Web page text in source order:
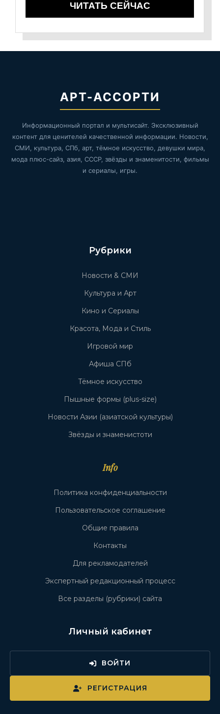
ЧИТАТЬ СЕЙЧАС
АРТ-АССОРТИ
Информационный портал и мультисайт. Эксклюзивный
контент для ценителей качественной информации. Новости,
СМИ, культура, СПб, арт, тёмное искусство, девушки мира,
мода плюс-сайз, азия, СССР, звёзды и знаменитости, фильмы
и сериалы, игры.
Рубрики
Новости & СМИ
Культура и Арт
Кино и Сериалы
Красота, Мода и Стиль
Игровой мир
Афиша СПб
Тёмное искусство
Пышные формы (plus-size)
Новости Азии (азиатской культуры)
Звёзды и знаменистоти
Info
Политика конфиденциальности
Пользовательское соглашение
Общие правила
Контакты
Для рекламодателей
Экспертный редакционный процесс
Все разделы (рубрики) сайта
Личный кабинет
ВОЙТИ
РЕГИСТРАЦИЯ